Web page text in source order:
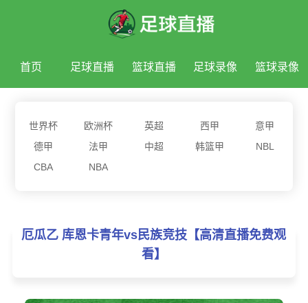
首页 足球直播 篮球直播 足球录像 篮球录像
世界杯 欧洲杯 英超 西甲
意甲
德甲
法甲 中超 韩篮甲
NBL
CBA
NBA
厄瓜乙 库恩卡青年vs民族竞技【高清直播免费观
看】